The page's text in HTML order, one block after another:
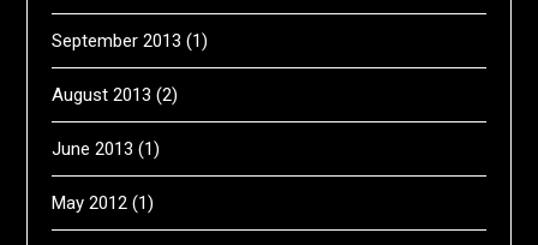
September 2013 (1)
August 2013 (2)
June 2013 (1)
May 2012 (1)